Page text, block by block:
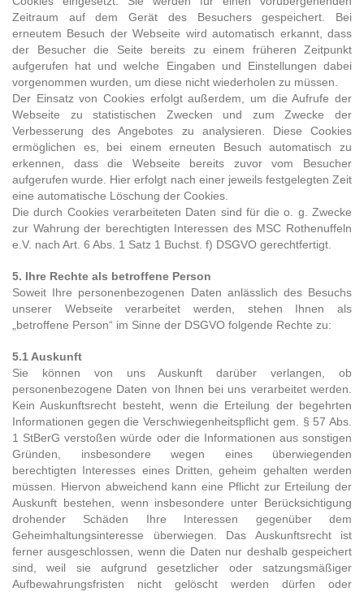
Zeitraum auf dem Gerät des Besuchers gespeichert. Bei
erneutem Besuch der Webseite wird automatisch erkannt, dass
der Besucher die Seite bereits zu einem früheren Zeitpunkt
aufgerufen hat und welche Eingaben und Einstellungen dabei
vorgenommen wurden, um diese nicht wiederholen zu müssen.
Der Einsatz von Cookies erfolgt außerdem, um die Aufrufe der
Webseite zu statistischen Zwecken und zum Zwecke der
Verbesserung des Angebotes zu analysieren. Diese Cookies
ermöglichen es, bei einem erneuten Besuch automatisch zu
erkennen, dass die Webseite bereits zuvor vom Besucher
aufgerufen wurde. Hier erfolgt nach einer jeweils festgelegten Zeit
eine automatische Löschung der Cookies.
Die durch Cookies verarbeiteten Daten sind für die o. g. Zwecke
zur Wahrung der berechtigten Interessen des MSC Rothenuffeln
e.V. nach Art. 6 Abs. 1 Satz 1 Buchst. f) DSGVO gerechtfertigt.
5. Ihre Rechte als betroffene Person
Soweit Ihre personenbezogenen Daten anlässlich des Besuchs
unserer Webseite verarbeitet werden, stehen Ihnen als
„betroffene Person“ im Sinne der DSGVO folgende Rechte zu:
5.1 Auskunft
Sie können von uns Auskunft darüber verlangen, ob
personenbezogene Daten von Ihnen bei uns verarbeitet werden.
Kein Auskunftsrecht besteht, wenn die Erteilung der begehrten
Informationen gegen die Verschwiegenheitspflicht gem. § 57 Abs.
1 StBerG verstoßen würde oder die Informationen aus sonstigen
Gründen, insbesondere wegen eines überwiegenden
berechtigten Interesses eines Dritten, geheim gehalten werden
müssen. Hiervon abweichend kann eine Pflicht zur Erteilung der
Auskunft bestehen, wenn insbesondere unter Berücksichtigung
drohender Schäden Ihre Interessen gegenüber dem
Geheimhaltungsinteresse überwiegen. Das Auskunftsrecht ist
ferner ausgeschlossen, wenn die Daten nur deshalb gespeichert
sind, weil sie aufgrund gesetzlicher oder satzungsmäßiger
Aufbewahrungsfristen nicht gelöscht werden dürfen oder